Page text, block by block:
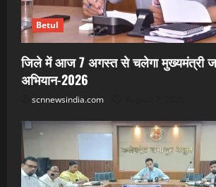
Betul
जिले में आज 7 अगस्त से चलेगा मुख्यमंत्री
अभियान-2026
scnnewsindia.com